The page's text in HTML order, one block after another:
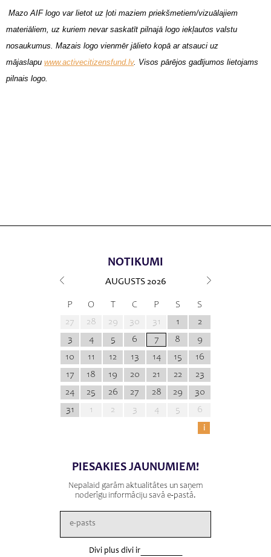
Mazo AIF logo var lietot uz ļoti maziem priekšmetiem/vizuālajiem
materiāliem, uz kuriem nevar saskatīt pilnajā logo iekļautos valstu
nosaukumus. Mazais logo vienmēr jālieto kopā ar atsauci uz
mājaslapu www.activecitizensfund.lv. Visos pārējos gadījumos lietojams
pilnais logo.
NOTIKUMI
AUGUSTS 2026
P O T C P S
S
27
28 29 30 31 1
2
3
4 5 6 7 8
9
10
11 12 13 14 15
16
17
18 19 20 21 22
23
24
25 26 27 28 29
30
31
1 2 3 4 5
6
i
PIESAKIES JAUNUMIEM!
Nepalaid garām aktualitātes un saņem
noderīgu informāciju savā e-pastā.
Divi plus divi ir